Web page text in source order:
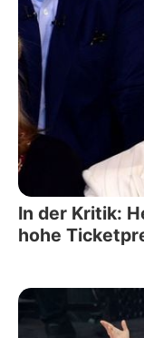
In der Kritik:
hohe